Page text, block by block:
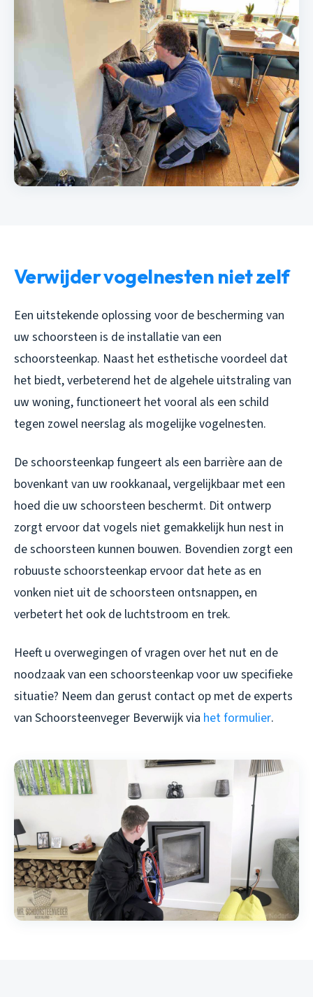
Verwijder vogelnesten niet zelf
Een uitstekende oplossing voor de bescherming van
uw schoorsteen is de installatie van een
schoorsteenkap. Naast het esthetische voordeel dat
het biedt, verbeterend het de algehele uitstraling van
uw woning, functioneert het vooral als een schild
tegen zowel neerslag als mogelijke vogelnesten.
De schoorsteenkap fungeert als een barrière aan de
bovenkant van uw rookkanaal, vergelijkbaar met een
hoed die uw schoorsteen beschermt. Dit ontwerp
zorgt ervoor dat vogels niet gemakkelijk hun nest in
de schoorsteen kunnen bouwen. Bovendien zorgt een
robuuste schoorsteenkap ervoor dat hete as en
vonken niet uit de schoorsteen ontsnappen, en
verbetert het ook de luchtstroom en trek.
Heeft u overwegingen of vragen over het nut en de
noodzaak van een schoorsteenkap voor uw specifieke
situatie? Neem dan gerust contact op met de experts
van Schoorsteenveger Beverwijk via het formulier.